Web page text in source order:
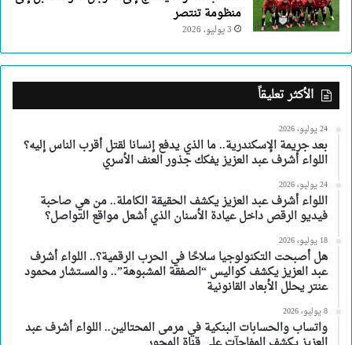
منظومة تنتصر
3 يوليو، 2026
الأكثر تعليقاً
24 يوليو، 2026
بعد جريمة الإسكندرية.. ما الذي يدفع إنسانا لقتل أقرب الناس إليه؟
اللواء أشرف عبد العزيز يفكك جذور العنف الأسري
24 يوليو، 2026
اللواء أشرف عبد العزيز يكشف الحقيقة الكاملة.. من هي صاحبة
فيديو الرقص داخل عيادة الأسنان الذي أشعل مواقع التواصل؟
18 يوليو، 2026
هل أصبحت التكنولوجيا سلاحًا في الحرب الرقمية؟.. اللواء أشرف
عبد العزيز يكشف كواليس “الصفقة المشبوهة”.. والمستشار محمود
عنتر يحلل الأبعاد القانونية
8 يوليو، 2026
واتساب والحسابات البنكية في مرمى المحتالين.. اللواء أشرف عبد